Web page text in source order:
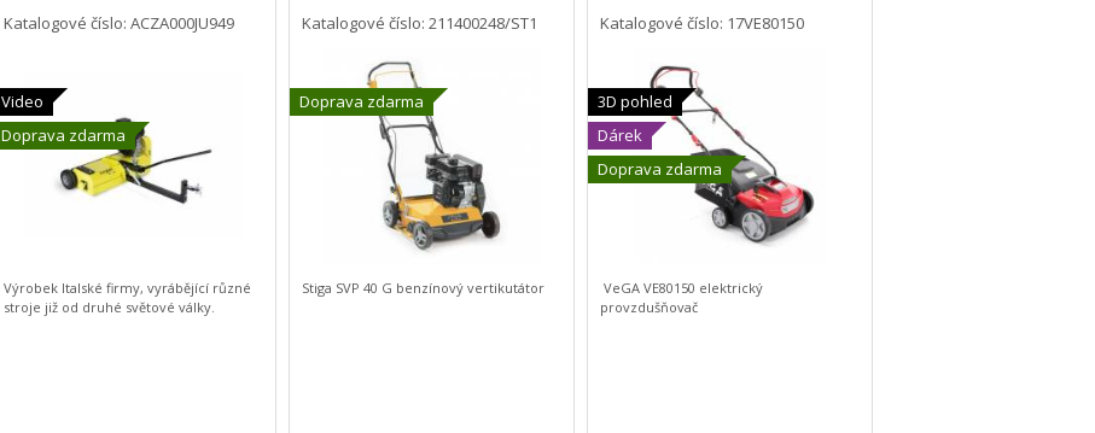
Video
Doprava zdarma
Katalogové číslo: ACZA000JU949
Výrobek Italské firmy, vyrábějící různé
stroje již od druhé světové války.
Doprava zdarma
Katalogové číslo: 211400248/ST1
Stiga SVP 40 G benzínový vertikutátor
3D pohled
Dárek
Doprava zdarma
Katalogové číslo: 17VE80150
VeGA VE80150 elektrický
provzdušňovač